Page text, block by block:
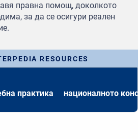
правна помощ, доколкото
за да се осигури реален
RESOURCES
практика националното